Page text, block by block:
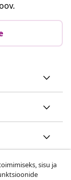
sisu ja